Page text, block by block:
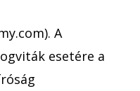
A
esetére a